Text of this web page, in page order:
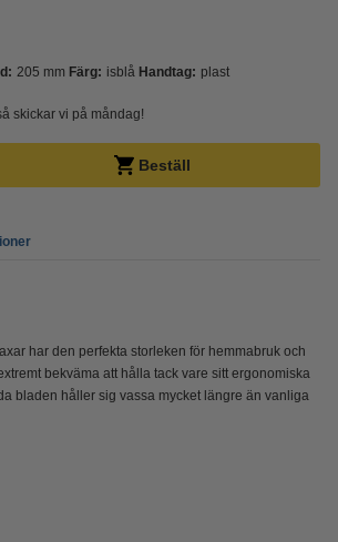
205 mm Färg: isblå Handtag: plast
skickar vi på måndag!
Beställ
har den perfekta storleken för hemmabruk och
bekväma att hålla tack vare sitt ergonomiska
bladen håller sig vassa mycket längre än vanliga